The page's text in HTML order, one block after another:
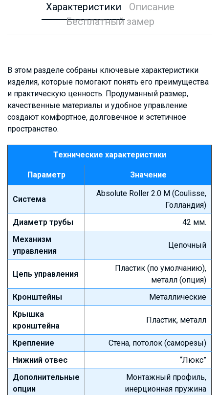
Характеристики
Описание
Бесплатный замер
В этом разделе собраны ключевые характеристики
изделия, которые помогают понять его преимущества
и практическую ценность. Продуманный размер,
качественные материалы и удобное управление
создают комфортное, долговечное и эстетичное
пространство.
Технические характеристики
Параметр Значение
Система
Absolute Roller 2.0 M (Coulisse,
Голландия)
Диаметр трубы
42 мм.
Механизм
управления
Цепочный
Цепь управления
Пластик (по умолчанию),
металл (опция)
Кронштейны
Металлические
Крышка
кронштейна
Пластик, металл
Крепление
Стена, потолок (саморезы)
Нижний отвес
“Люкс”
Дополнительные
опции
Монтажный профиль,
инерционная пружина